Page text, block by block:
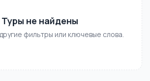
Туры не найдены
фильтры или ключевые слова.